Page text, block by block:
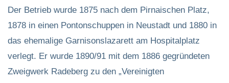
Der Betrieb wurde 1875 nach dem Pirnaischen Platz,
1878 in einen Pontonschuppen in Neustadt und 1880 in
das ehemalige Garnisonslazarett am Hospitalplatz
verlegt. Er wurde 1890/91 mit dem 1886 gegründeten
Zweigwerk Radeberg zu den „Vereinigten